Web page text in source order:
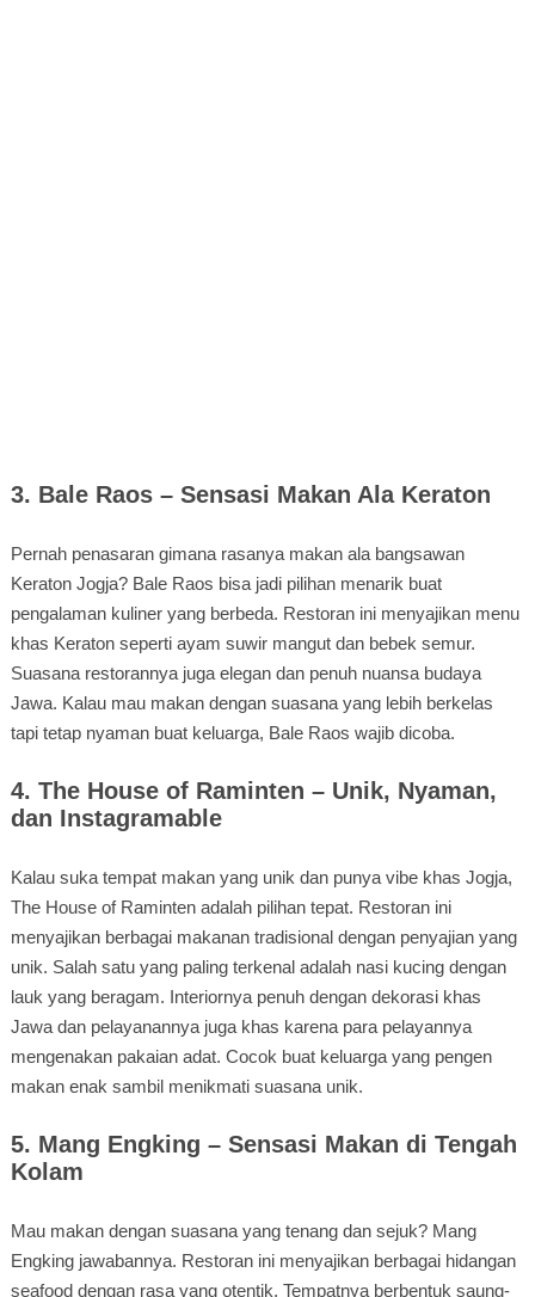
3. Bale Raos – Sensasi Makan Ala Keraton
Pernah penasaran gimana rasanya makan ala bangsawan
Keraton Jogja? Bale Raos bisa jadi pilihan menarik buat
pengalaman kuliner yang berbeda. Restoran ini menyajikan menu
khas Keraton seperti ayam suwir mangut dan bebek semur.
Suasana restorannya juga elegan dan penuh nuansa budaya
Jawa. Kalau mau makan dengan suasana yang lebih berkelas
tapi tetap nyaman buat keluarga, Bale Raos wajib dicoba.
4. The House of Raminten – Unik, Nyaman,
dan Instagramable
Kalau suka tempat makan yang unik dan punya vibe khas Jogja,
The House of Raminten adalah pilihan tepat. Restoran ini
menyajikan berbagai makanan tradisional dengan penyajian yang
unik. Salah satu yang paling terkenal adalah nasi kucing dengan
lauk yang beragam. Interiornya penuh dengan dekorasi khas
Jawa dan pelayanannya juga khas karena para pelayannya
mengenakan pakaian adat. Cocok buat keluarga yang pengen
makan enak sambil menikmati suasana unik.
5. Mang Engking – Sensasi Makan di Tengah
Kolam
Mau makan dengan suasana yang tenang dan sejuk? Mang
Engking jawabannya. Restoran ini menyajikan berbagai hidangan
seafood dengan rasa yang otentik. Tempatnya berbentuk saung-